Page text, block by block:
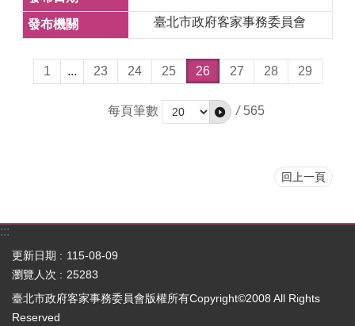
臺北市政府客家事務委員會
1 ... 23 24 25 26 27 28 29
每頁筆數 / 565
回上一頁
:::
更新日期
115-08-09
瀏覽人次
25283
臺北市政府客家事務委員會版權所有Copyright©2008 All Rights
Reserved